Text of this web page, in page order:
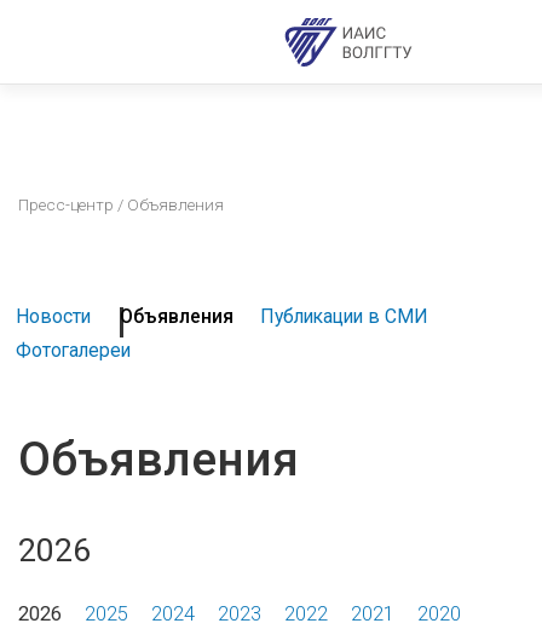
Пресс-центр / Объявления
Новости Объявления
Публикации в СМИ
Фотогалереи
Объявления
2026
2026 2025 2024 2023 2022 2021
2020